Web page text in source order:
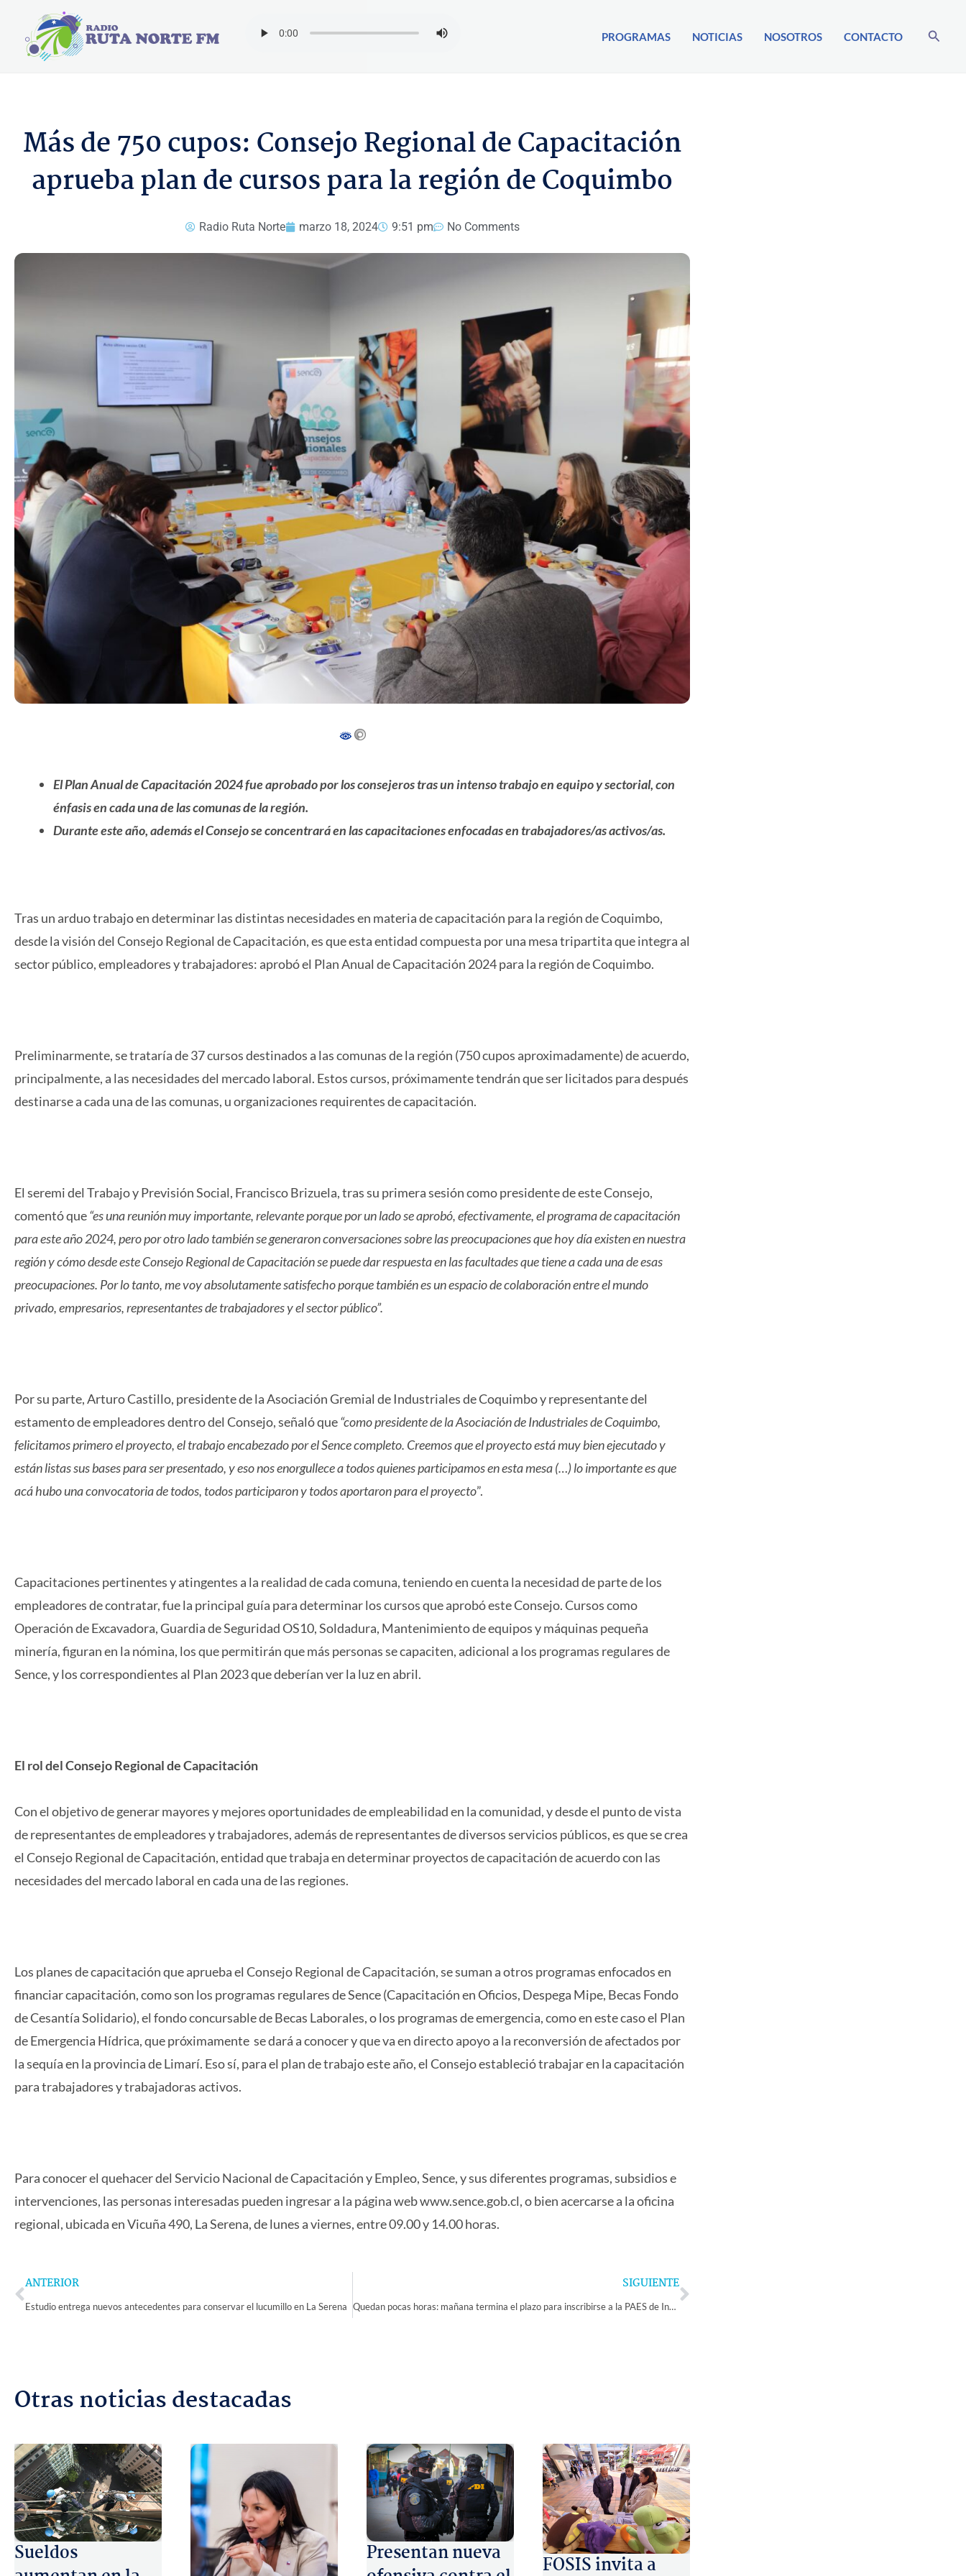
PROGRAMAS NOTICIAS NOSOTROS CONTACTO Buscar
Más de 750 cupos: Consejo Regional de Capacitación
aprueba plan de cursos para la región de Coquimbo
Radio Ruta Norte marzo 18, 2024 9:51 pm No Comments
El Plan Anual de Capacitación 2024 fue aprobado por los consejeros tras un intenso trabajo en equipo y sectorial, con
énfasis en cada una de las comunas de la región.
Durante este año, además el Consejo se concentrará en las capacitaciones enfocadas en trabajadores/as activos/as.
Tras un arduo trabajo en determinar las distintas necesidades en materia de capacitación para la región de Coquimbo,
desde la visión del Consejo Regional de Capacitación, es que esta entidad compuesta por una mesa tripartita que integra al
sector público, empleadores y trabajadores: aprobó el Plan Anual de Capacitación 2024 para la región de Coquimbo.
Preliminarmente, se trataría de 37 cursos destinados a las comunas de la región (750 cupos aproximadamente) de acuerdo,
principalmente, a las necesidades del mercado laboral. Estos cursos, próximamente tendrán que ser licitados para después
destinarse a cada una de las comunas, u organizaciones requirentes de capacitación.
El seremi del Trabajo y Previsión Social, Francisco Brizuela, tras su primera sesión como presidente de este Consejo,
comentó que“es una reunión muy importante, relevante porque por un lado se aprobó, efectivamente, el programa de capacitación
para este año 2024, pero por otro lado también se generaron conversaciones sobre las preocupaciones que hoy día existen en nuestra
región y cómo desde este Consejo Regional de Capacitación se puede dar respuesta en las facultades que tiene a cada una de esas
preocupaciones. Por lo tanto, me voy absolutamente satisfecho porque también es un espacio de colaboración entre el mundo
privado, empresarios, representantes de trabajadores y el sector público”.
Por su parte, Arturo Castillo, presidente de la Asociación Gremial de Industriales de Coquimbo y representante del
estamento de empleadores dentro del Consejo, señaló que“como presidente de la Asociación de Industriales de Coquimbo,
felicitamos primero el proyecto, el trabajo encabezado por el Sence completo. Creemos que el proyecto está muy bien ejecutado y
están listas sus bases para ser presentado, y eso nos enorgullece a todos quienes participamos en esta mesa (…) lo importante es que
acá hubo una convocatoria de todos, todos participaron y todos aportaron para el proyecto”.
Capacitaciones pertinentes y atingentes a la realidad de cada comuna, teniendo en cuenta la necesidad de parte de los
empleadores de contratar, fue la principal guía para determinar los cursos que aprobó este Consejo. Cursos como
Operación de Excavadora, Guardia de Seguridad OS10, Soldadura, Mantenimiento de equipos y máquinas pequeña
minería, figuran en la nómina, los que permitirán que más personas se capaciten, adicional a los programas regulares de
Sence, y los correspondientes al Plan 2023 que deberían ver la luz en abril.
El rol del Consejo Regional de Capacitación
Con el objetivo de generar mayores y mejores oportunidades de empleabilidad en la comunidad, y desde el punto de vista
de representantes de empleadores y trabajadores, además de representantes de diversos servicios públicos, es que se crea
el Consejo Regional de Capacitación, entidad que trabaja en determinar proyectos de capacitación de acuerdo con las
necesidades del mercado laboral en cada una de las regiones.
Los planes de capacitación que aprueba el Consejo Regional de Capacitación, se suman a otros programas enfocados en
financiar capacitación, como son los programas regulares de Sence (Capacitación en Oficios, Despega Mipe, Becas Fondo
de Cesantía Solidario), el fondo concursable de Becas Laborales, o los programas de emergencia, como en este caso el Plan
de Emergencia Hídrica, que próximamente se dará a conocer y que va en directo apoyo a la reconversión de afectados por
la sequía en la provincia de Limarí. Eso sí, para el plan de trabajo este año, el Consejo estableció trabajar en la capacitación
para trabajadores y trabajadoras activos.
Para conocer el quehacer del Servicio Nacional de Capacitación y Empleo, Sence, y sus diferentes programas, subsidios e
intervenciones, las personas interesadas pueden ingresar a la página web www.sence.gob.cl, o bien acercarse a la oficina
regional, ubicada en Vicuña 490, La Serena, de lunes a viernes, entre 09.00 y 14.00 horas.
Prev
ANTERIOR
Estudio entrega nuevos antecedentes para conservar el lucumillo en La Serena
SIGUIENTE
Quedan pocas horas: mañana termina el plazo para inscribirse a la PAES de Invierno 2024
Next
Otras noticias destacadas
Sueldos
Presentan nueva
FOSIS invita a